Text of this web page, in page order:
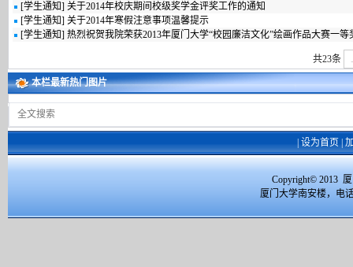
[学生通知] 关于2014年校庆期间校级奖学金评奖工作的通知
[学生通知] 关于2014年寒假注意事项温馨提示
[学生通知] 热烈祝贺我院荣获2013年厦门大学“校园廉洁文化”绘画作品大赛一等
共23条
本栏最新热门图片
设为首页
Copyright© 2013
厦门大学南安楼，电